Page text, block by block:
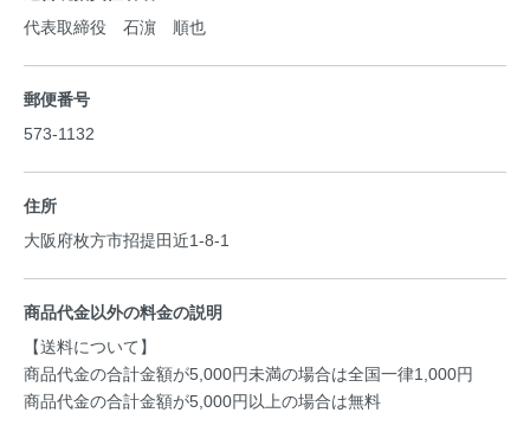
代表取締役 石濵 順也
郵便番号
573-1132
住所
大阪府枚方市招提田近1-8-1
商品代金以外の料金の説明
【送料について】
商品代金の合計金額が5,000円未満の場合は全国一律1,000円
商品代金の合計金額が5,000円以上の場合は無料